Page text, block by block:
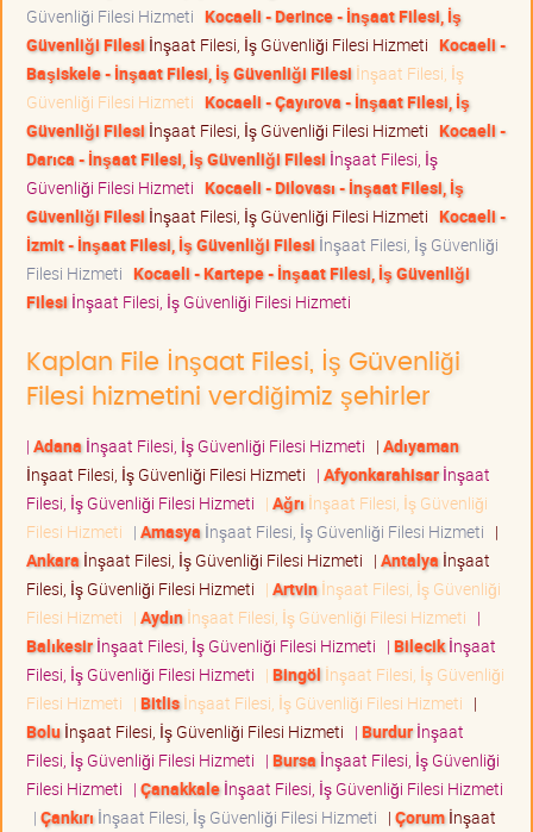
Güvenliği Filesi Hizmeti Kocaeli - Derince - İnşaat Filesi, İş
Güvenliği Filesi İnşaat Filesi, İş Güvenliği Filesi Hizmeti Kocaeli -
Başiskele - İnşaat Filesi, İş Güvenliği Filesi İnşaat Filesi, İş
Güvenliği Filesi Hizmeti Kocaeli - Çayırova - İnşaat Filesi, İş
Güvenliği Filesi İnşaat Filesi, İş Güvenliği Filesi Hizmeti Kocaeli -
Darıca - İnşaat Filesi, İş Güvenliği Filesi İnşaat Filesi, İş
Güvenliği Filesi Hizmeti Kocaeli - Dilovası - İnşaat Filesi, İş
Güvenliği Filesi İnşaat Filesi, İş Güvenliği Filesi Hizmeti Kocaeli -
İzmit - İnşaat Filesi, İş Güvenliği Filesi İnşaat Filesi, İş Güvenliği
Filesi Hizmeti Kocaeli - Kartepe - İnşaat Filesi, İş Güvenliği
Filesi İnşaat Filesi, İş Güvenliği Filesi Hizmeti
Kaplan File İnşaat Filesi, İş Güvenliği
Filesi hizmetini verdiğimiz şehirler
| Adana İnşaat Filesi, İş Güvenliği Filesi Hizmeti | Adıyaman
İnşaat Filesi, İş Güvenliği Filesi Hizmeti | Afyonkarahisarİnşaat
Filesi, İş Güvenliği Filesi Hizmeti | Ağrı İnşaat Filesi, İş Güvenliği
Filesi Hizmeti | Amasya İnşaat Filesi, İş Güvenliği Filesi Hizmeti |
Ankara İnşaat Filesi, İş Güvenliği Filesi Hizmeti | Antalya İnşaat
Filesi, İş Güvenliği Filesi Hizmeti | Artvinİnşaat Filesi, İş Güvenliği
Filesi Hizmeti | Aydınİnşaat Filesi, İş Güvenliği Filesi Hizmeti |
Balıkesirİnşaat Filesi, İş Güvenliği Filesi Hizmeti | Bilecikİnşaat
Filesi, İş Güvenliği Filesi Hizmeti | Bingöl İnşaat Filesi, İş Güvenliği
Filesi Hizmeti | Bitlisİnşaat Filesi, İş Güvenliği Filesi Hizmeti |
Boluİnşaat Filesi, İş Güvenliği Filesi Hizmeti | Burdurİnşaat
Filesi, İş Güvenliği Filesi Hizmeti | Bursa İnşaat Filesi, İş Güvenliği
Filesi Hizmeti | Çanakkaleİnşaat Filesi, İş Güvenliği Filesi Hizmeti
| Çankırı İnşaat Filesi, İş Güvenliği Filesi Hizmeti | Çorumİnşaat